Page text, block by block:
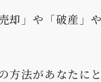
却」や「破産」
方法があなたに